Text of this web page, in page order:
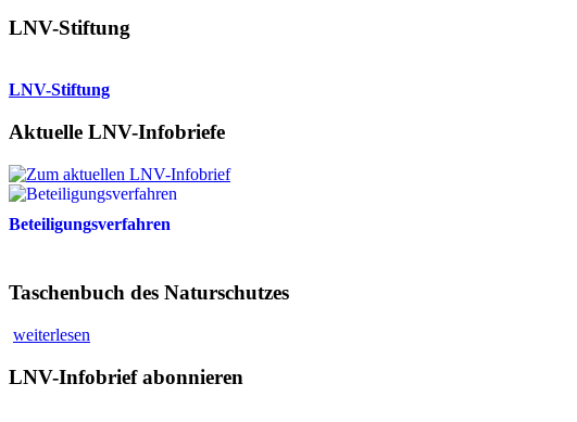
LNV-Stiftung
LNV-Stiftung
Aktuelle LNV-Infobriefe
Beteiligungsverfahren
Taschenbuch des Naturschutzes
weiterlesen
LNV-Infobrief abonnieren